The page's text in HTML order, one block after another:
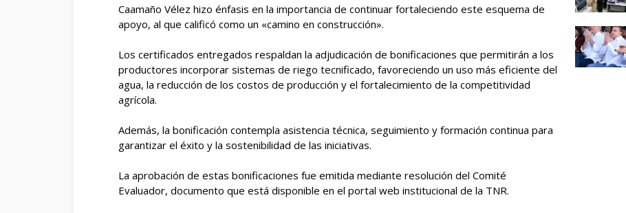
Caamaño Vélez hizo énfasis en la importancia de continuar fortaleciendo este esquema de
apoyo, al que calificó como un «camino en construcción».
Los certificados entregados respaldan la adjudicación de bonificaciones que permitirán a los
productores incorporar sistemas de riego tecnificado, favoreciendo un uso más eficiente del
agua, la reducción de los costos de producción y el fortalecimiento de la competitividad
agrícola.
Además, la bonificación contempla asistencia técnica, seguimiento y formación continua para
garantizar el éxito y la sostenibilidad de las iniciativas.
La aprobación de estas bonificaciones fue emitida mediante resolución del Comité
Evaluador, documento que está disponible en el portal web institucional de la TNR.